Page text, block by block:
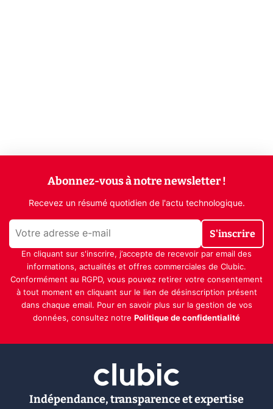
Abonnez-vous à notre newsletter !
Recevez un résumé quotidien de l'actu technologique.
S'inscrire
En cliquant sur s'inscrire, j’accepte de recevoir par email des
informations, actualités et offres commerciales de Clubic.
Conformément au RGPD, vous pouvez retirer votre consentement
à tout moment en cliquant sur le lien de désinscription présent
dans chaque email. Pour en savoir plus sur la gestion de vos
données, consultez notre Politique de confidentialité
Indépendance, transparence et expertise